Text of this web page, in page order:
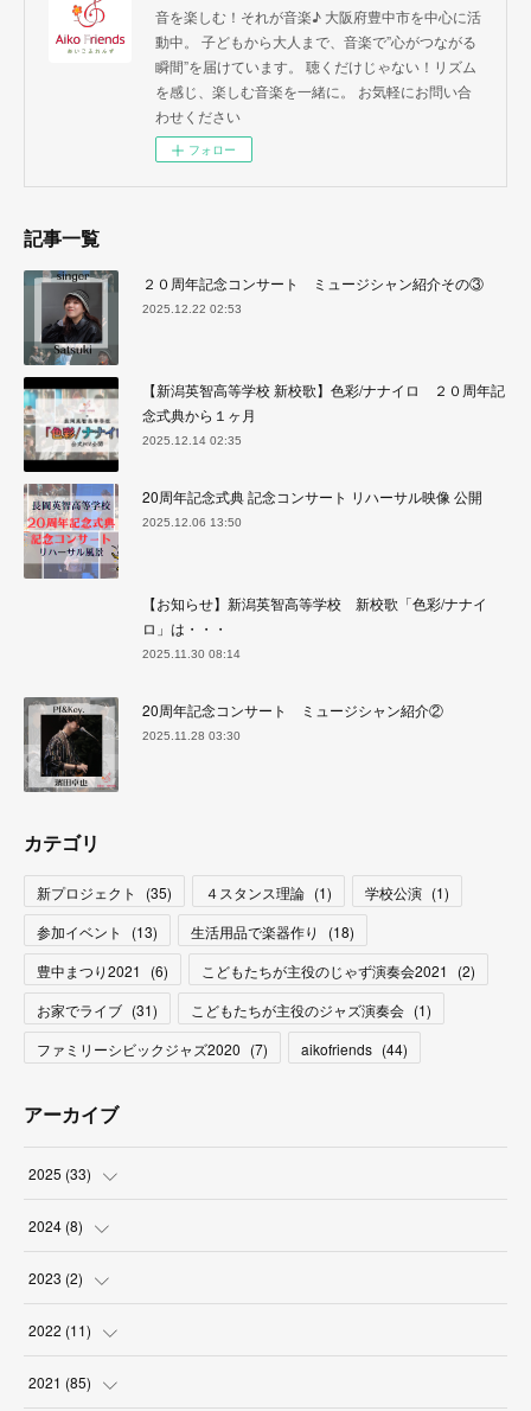
音を楽しむ！それが音楽♪ 大阪府豊中市を中心に活
動中。 子どもから大人まで、音楽で”心がつながる
瞬間”を届けています。 聴くだけじゃない！リズム
を感じ、楽しむ音楽を一緒に。 お気軽にお問い合
わせください
フォロー
記事一覧
２０周年記念コンサート ミュージシャン紹介その③
2025.12.22 02:53
【新潟英智高等学校 新校歌】色彩/ナナイロ ２０周年記
念式典から１ヶ月
2025.12.14 02:35
20周年記念式典 記念コンサート リハーサル映像 公開
2025.12.06 13:50
【お知らせ】新潟英智高等学校 新校歌「色彩/ナナイ
ロ」は・・・
2025.11.30 08:14
20周年記念コンサート ミュージシャン紹介②
2025.11.28 03:30
カテゴリ
新プロジェクト (35) ４スタンス理論 (1) 学校公演 (1)
参加イベント
(13) 生活用品で楽器作り (18)
豊中まつり2021
(6) こどもたちが主役のじゃず演奏会2021 (2)
お家でライブ (31) こどもたちが主役のジャズ演奏会 (1)
ファミリーシビックジャズ2020 (7) aikofriends (44)
アーカイブ
2025 (33)
( )
( )
(2
(4
2024 (8)
( )
(5
(1
2023 (2)
(1
(1
2022 (11)
(1
2021 (85)